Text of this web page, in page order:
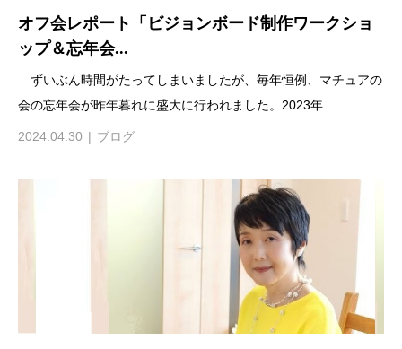
オフ会レポート「ビジョンボード制作ワークショ
ップ＆忘年会...
ずいぶん時間がたってしまいましたが、毎年恒例、マチュアの
会の忘年会が昨年暮れに盛大に行われました。2023年...
2024.04.30 ブログ